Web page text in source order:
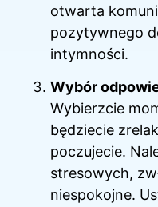
otwarta
pozytywnego
intymności.
Wybór
Wybierzcie
będziecie
poczujecie.
stresowych,
niespokojne.